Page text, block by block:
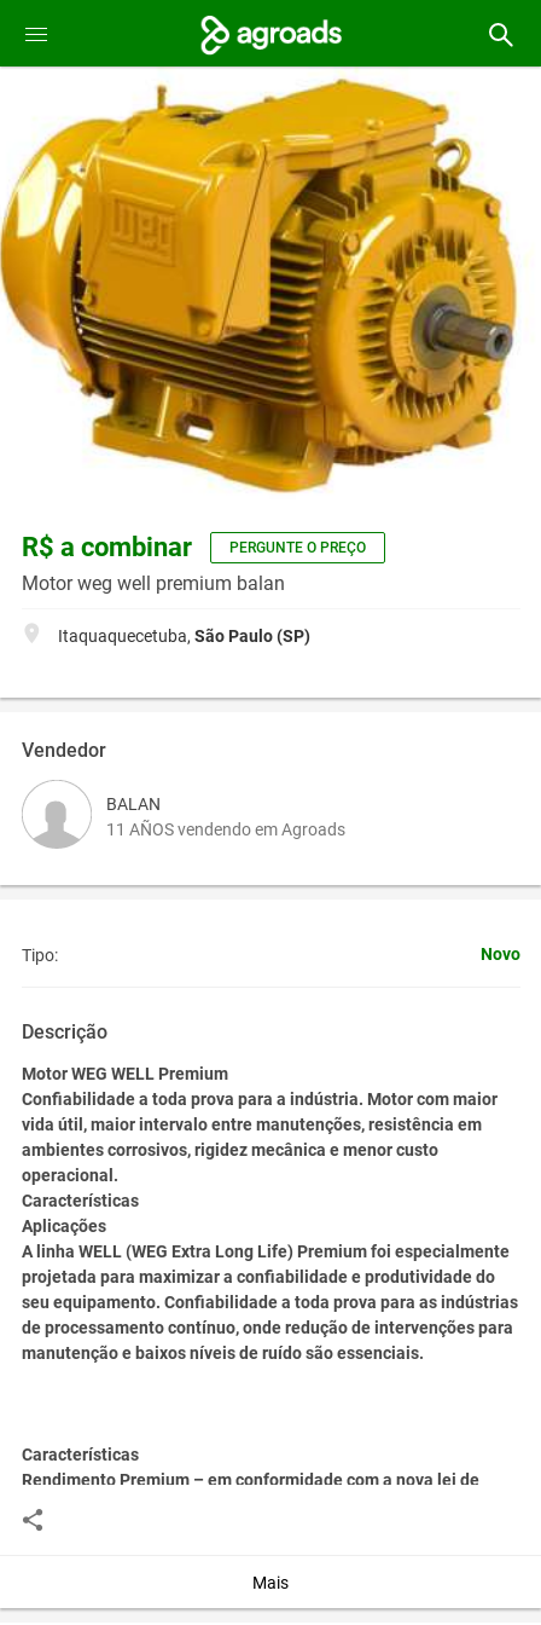
R$ a combinar PERGUNTE O PREÇO
Motor weg well premium balan
Itaquaquecetuba, São Paulo (SP)
Vendedor
BALAN
11 AÑOS vendendo em Agroads
Tipo: Novo
Descrição
Motor WEG WELL Premium
Confiabilidade a toda prova para a indústria. Motor com maior
vida útil, maior intervalo entre manutenções, resistência em
ambientes corrosivos, rigidez mecânica e menor custo
operacional.
Características
Aplicações
A linha WELL (WEG Extra Long Life) Premium foi especialmente
projetada para maximizar a confiabilidade e produtividade do
seu equipamento. Confiabilidade a toda prova para as indústrias
de processamento contínuo, onde redução de intervenções para
manutenção e baixos níveis de ruído são essenciais.
Características
Rendimento Premium – em conformidade com a nova lei de
eficiência energética, em vigor desde janeiro de 2010;
Grau de proteção: IP66W;
Polaridade: 2, 4, 6 e 8 pólos;
Mais